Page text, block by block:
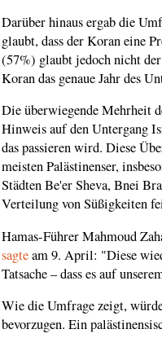
Darüber hinaus ergab die
glaubt, dass der Koran eine
(57%) glaubt jedoch nicht
Koran das genaue Jahr des
Die überwiegende Mehrheit
Hinweis auf den Untergang
das passieren wird. Diese
meisten Palästinenser,
Städten Be'er Sheva, Bnei
Verteilung von Süßigkeiten
Hamas-Führer Mahmoud
sagteam 9. April: "Diese
Tatsache – dass es auf
Wie die Umfrage zeigt,
bevorzugen. Ein